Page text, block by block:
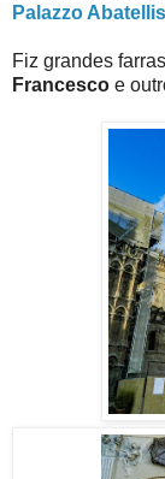
Palazzo Abatellis
Fiz grandes
Francesco e